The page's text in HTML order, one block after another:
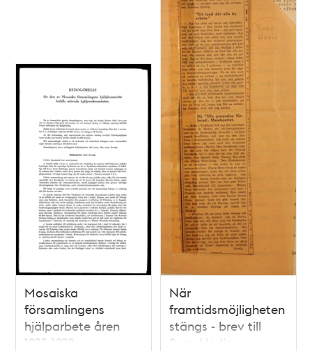
Mosaiska
församlingens
hjälparbete åren
1933-1939
När
framtidsmöjligheten
stängs - brev till
Sven Hedin